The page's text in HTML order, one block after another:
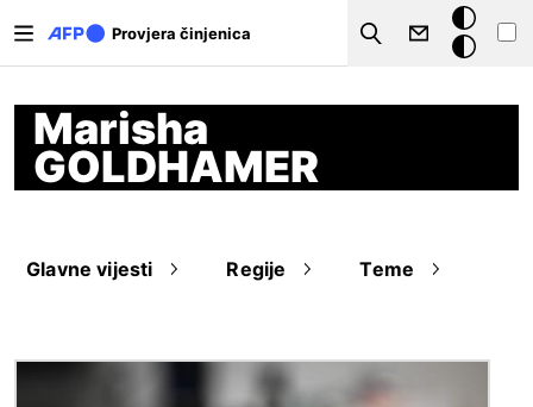
Provjera činjenica
Search
Tamna
pozadina
Marisha
GOLDHAMER
Glavne vijesti Regije Teme